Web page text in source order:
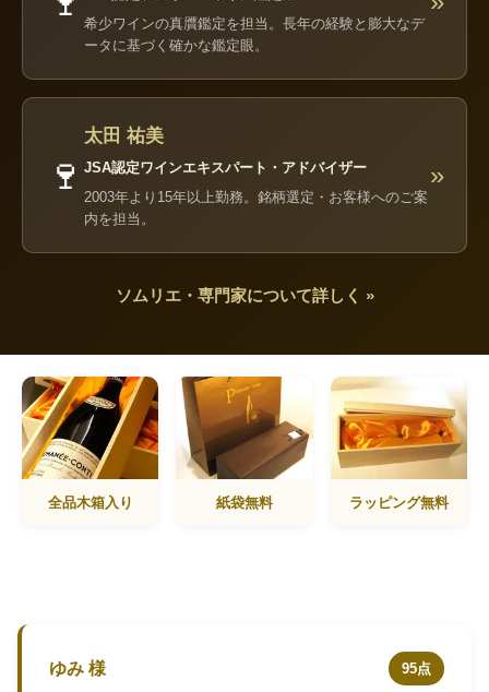
希少ワインの真贋鑑定を担当。長年の経験と膨大なデ
ータに基づく確かな鑑定眼。
🍷
太田 祐美
JSA認定ワインエキスパート・アドバイザー
2003年より15年以上勤務。銘柄選定・お客様へのご案
内を担当。
»
ソムリエ・専門家について詳しく »
全品木箱入り 紙袋無料 ラッピング無料
ゆみ 様 95点